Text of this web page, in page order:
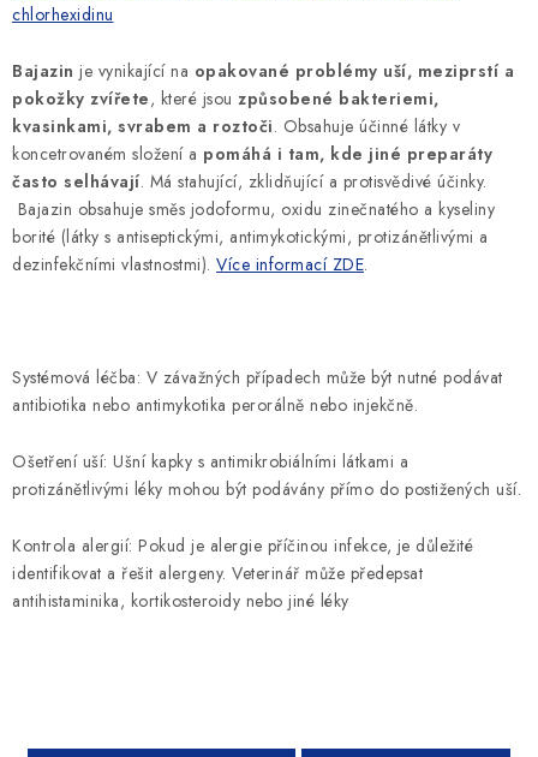
chlorhexidinu
Bajazin je vynikající na opakované problémy uší, meziprstí a
pokožky zvířete, které jsou způsobené bakteriemi,
kvasinkami, svrabem a roztoči. Obsahuje účinné látky v
koncetrovaném složení a pomáhá i tam, kde jiné preparáty
často selhávají. Má stahující, zklidňující a protisvědivé účinky.
Bajazin obsahuje směs jodoformu, oxidu zinečnatého a kyseliny
borité (látky s antiseptickými, antimykotickými, protizánětlivými a
dezinfekčními vlastnostmi). Více informací ZDE.
Systémová léčba: V závažných případech může být nutné podávat
antibiotika nebo antimykotika perorálně nebo injekčně.
Ošetření uší: Ušní kapky s antimikrobiálními látkami a
protizánětlivými léky mohou být podávány přímo do postižených uší.
Kontrola alergií: Pokud je alergie příčinou infekce, je důležité
identifikovat a řešit alergeny. Veterinář může předepsat
antihistaminika, kortikosteroidy nebo jiné léky